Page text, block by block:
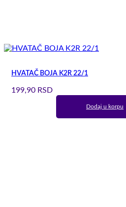
HVATAČ BOJA K2R 22/1
199,90 RSD
Dodaj u korpu